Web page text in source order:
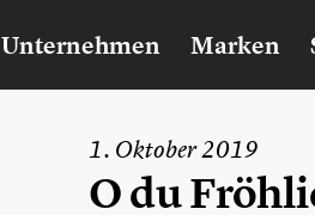
Unternehmen Marken
1. Oktober 2019
O du